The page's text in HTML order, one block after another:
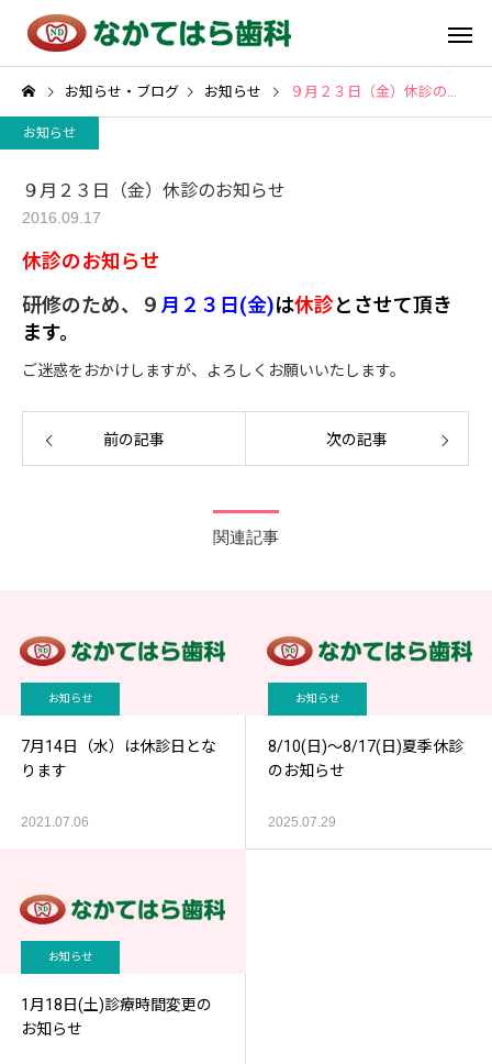
お知らせ・ブログ お知らせ ９月２３日（金）休診のお知らせ
お知らせ
９月２３日（金）休診のお知らせ
2016.09.17
休診のお知らせ
研修のため、９ 月２３日(金)は休診とさせて頂き
ます。
ご迷惑をおかけしますが、よろしくお願いいたします。
前の記事 次の記事
関連記事
お知らせ
7月14日（水）は休診日とな
ります
2021.07.06
お知らせ
8/10(日)～8/17(日)夏季休診
のお知らせ
2025.07.29
お知らせ
1月18日(土)診療時間変更の
お知らせ